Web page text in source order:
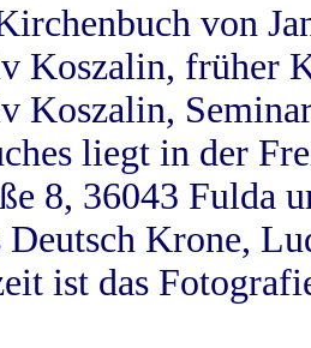
von
Koszalin, früher
Koszalin,
liegt in der
8, 36043 Fulda
Krone,
ist das